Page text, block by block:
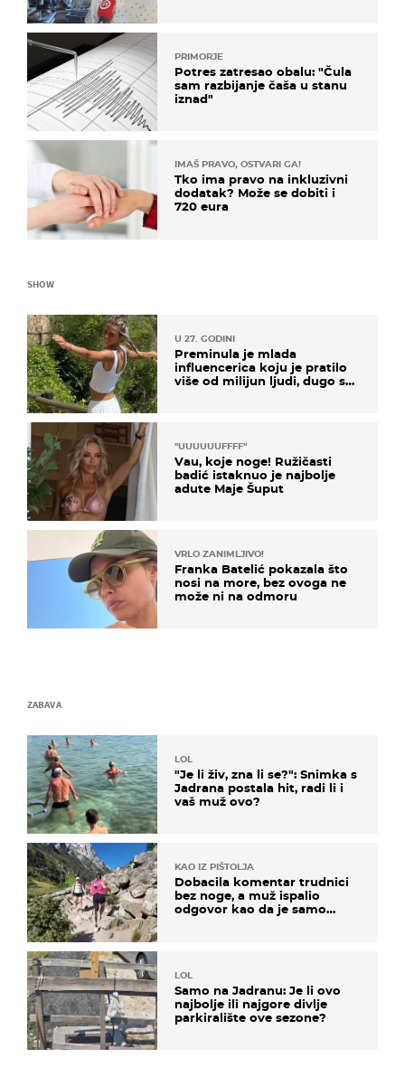
PRIMORJE
Potres zatresao obalu: "Čula
sam razbijanje čaša u stanu
iznad"
IMAŠ PRAVO, OSTVARI GA!
Tko ima pravo na inkluzivni
dodatak? Može se dobiti i
720 eura
SHOW
U 27. GODINI
Preminula je mlada
influencerica koju je pratilo
više od milijun ljudi, dugo se
"UUUUUUFFFF"
Vau, koje noge! Ružičasti
badić istaknuo je najbolje
adute Maje Šuput
VRLO ZANIMLJIVO!
Franka Batelić pokazala što
nosi na more, bez ovoga ne
može ni na odmoru
ZABAVA
LOL
"Je li živ, zna li se?": Snimka s
Jadrana postala hit, radi li i
vaš muž ovo?
KAO IZ PIŠTOLJA
Dobacila komentar trudnici
bez noge, a muž ispalio
odgovor kao da je samo
LOL
Samo na Jadranu: Je li ovo
najbolje ili najgore divlje
parkiralište ove sezone?